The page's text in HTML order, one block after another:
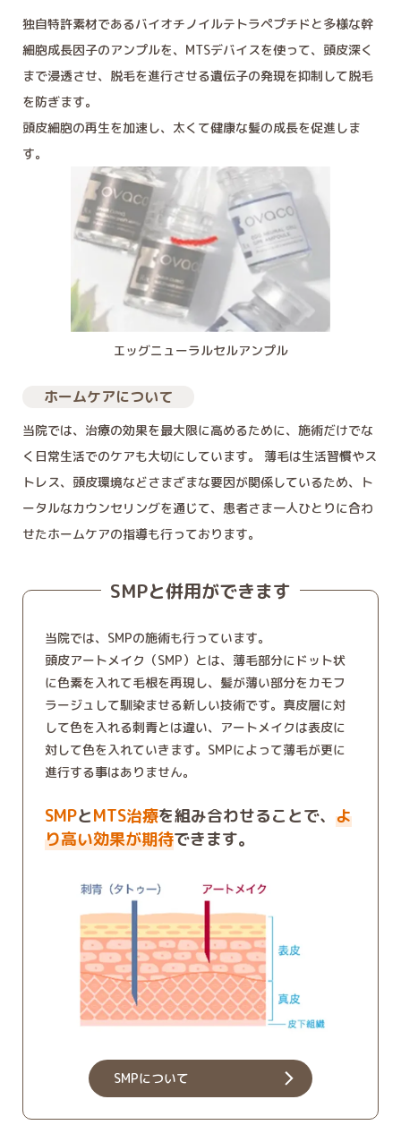
独自特許素材であるバイオチノイルテトラペプチドと多様な幹
細胞成長因子のアンプルを、MTSデバイスを使って、頭皮深く
まで浸透させ、脱毛を進行させる遺伝子の発現を抑制して脱毛
を防ぎます。
頭皮細胞の再生を加速し、太くて健康な髪の成長を促進しま
す。
エッグニューラルセルアンプル
ホームケアについて
当院では、治療の効果を最大限に高めるために、施術だけでな
く日常生活でのケアも大切にしています。 薄毛は生活習慣やス
トレス、頭皮環境などさまざまな要因が関係しているため、ト
ータルなカウンセリングを通じて、患者さま一人ひとりに合わ
せたホームケアの指導も行っております。
SMPと併用ができます
当院では、SMPの施術も行っています。
頭皮アートメイク（SMP）とは、薄毛部分にドット状
に色素を入れて毛根を再現し、髪が薄い部分をカモフ
ラージュして馴染ませる新しい技術です。真皮層に対
して色を入れる刺青とは違い、アートメイクは表皮に
対して色を入れていきます。SMPによって薄毛が更に
進行する事はありません。
SMPとMTS治療を組み合わせることで、よ
り高い効果が期待できます。
SMPについて